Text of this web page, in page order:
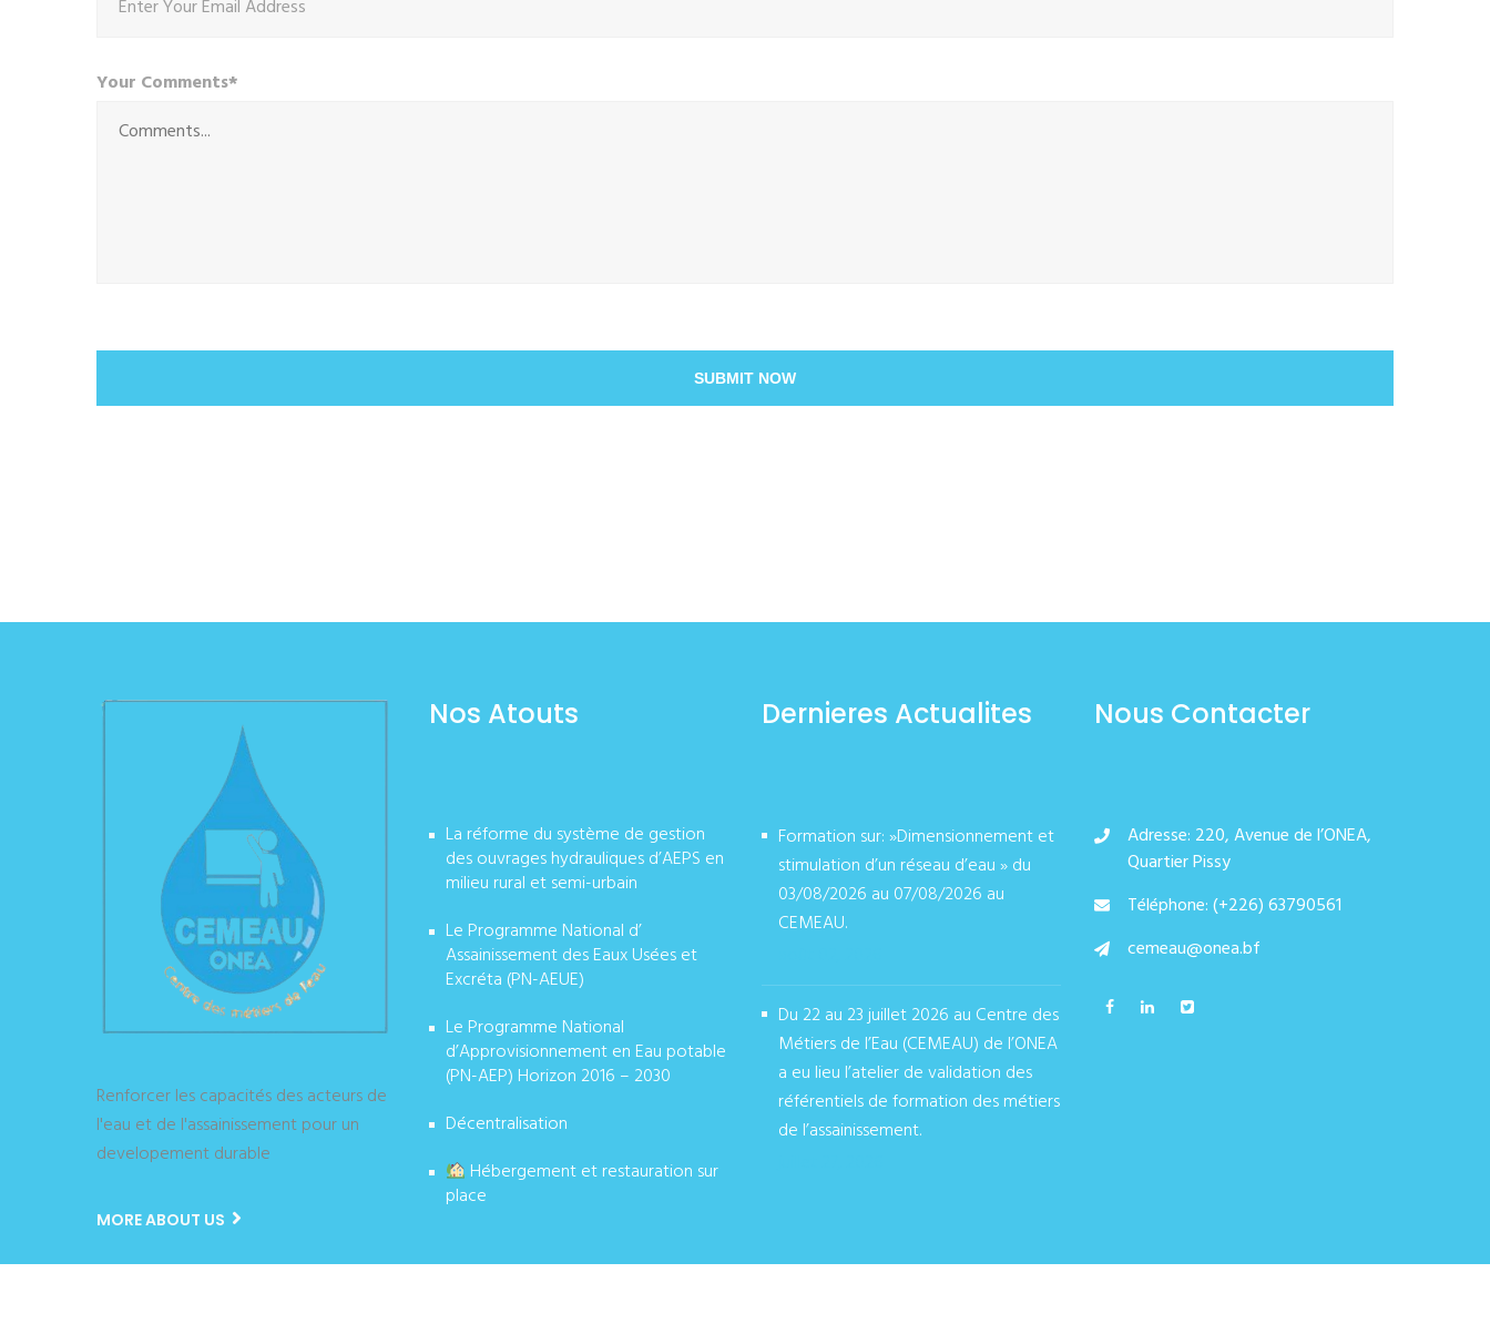
Your Comments*
SUBMIT NOW
Renforcer les capacités des acteurs de
l'eau et de l'assainissement pour un
developement durable
MORE ABOUT US
Nos Atouts
La réforme du système de gestion
des ouvrages hydrauliques d’AEPS en
milieu rural et semi-urbain
Le Programme National d’
Assainissement des Eaux Usées et
Excréta (PN-AEUE)
Le Programme National
d’Approvisionnement en Eau potable
(PN-AEP) Horizon 2016 – 2030
Décentralisation
Hébergement et restauration sur
place
Dernieres Actualites
Formation sur: »Dimensionnement et
stimulation d’un réseau d’eau » du
03/08/2026 au 07/08/2026 au
CEMEAU.
Du 22 au 23 juillet 2026 au Centre des
Métiers de l’Eau (CEMEAU) de l’ONEA
a eu lieu l’atelier de validation des
référentiels de formation des métiers
de l’assainissement.
Nous Contacter
Adresse: 220, Avenue de l’ONEA,
Quartier Pissy
Téléphone: (+226) 63790561
cemeau@onea.bf